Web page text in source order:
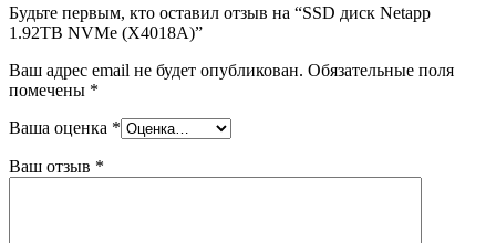
Будьте первым, кто оставил отзыв на “SSD диск Netapp
1.92TB NVMe (X4018A)”
Ваш адрес email не будет опубликован. Обязательные поля
помечены *
Ваша оценка *
Ваш отзыв *